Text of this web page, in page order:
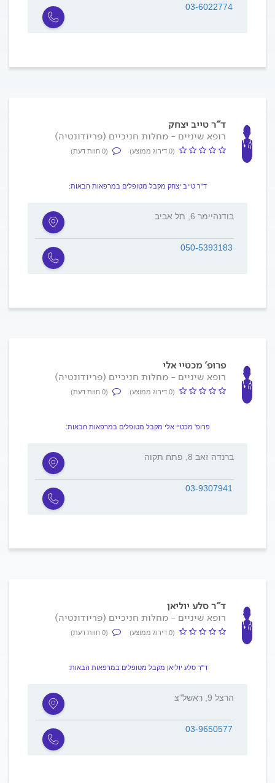
03-6022774
ד"ר טייב יצחק
רופא שיניים - מחלות חניכיים (פריודונטיה)
(0 דירוג ממוצע) (0 חוות דעת)
ד"ר טייב יצחק מקבל מטופלים במרפאות הבאות:
בודנהיימר 6, תל אביב
050-5393183
פרופ' מכטיי אלי
רופא שיניים - מחלות חניכיים (פריודונטיה)
(0 דירוג ממוצע) (0 חוות דעת)
פרופ' מכטיי אלי מקבל מטופלים במרפאות הבאות:
ברנדה זאב 8, פתח תקוה
03-9307941
ד"ר סלע יוליאן
רופא שיניים - מחלות חניכיים (פריודונטיה)
(0 דירוג ממוצע) (0 חוות דעת)
ד"ר סלע יוליאן מקבל מטופלים במרפאות הבאות:
הרצל 9, ראשל"צ
03-9650577